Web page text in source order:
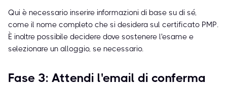
Qui è necessario inserire informazioni di base su di sé,
come il nome completo che si desidera sul certificato PMP.
È inoltre possibile decidere dove sostenere l'esame e
selezionare un alloggio, se necessario.
Fase 3: Attendi l'email di conferma